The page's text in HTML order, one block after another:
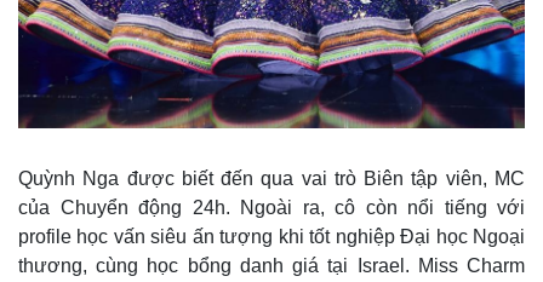
Thể thao
Bóng đá
Thế giới thể thao
eSports
Hậu trường
Ô tô - Xe máy
Ô tô
Tư vấn
Quỳnh Nga được biết đến qua vai trò Biên tập viên, MC
của Chuyển động 24h. Ngoài ra, cô còn nổi tiếng với
profile học vấn siêu ấn tượng khi tốt nghiệp Đại học Ngoại
thương, cùng học bổng danh giá tại Israel. Miss Charm